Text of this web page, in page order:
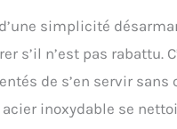
simplicité
s’il n’est pas rabattu.
de s’en servir
inoxydable se